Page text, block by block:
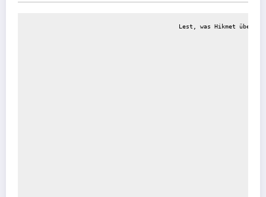
Lest, was Hikmet über